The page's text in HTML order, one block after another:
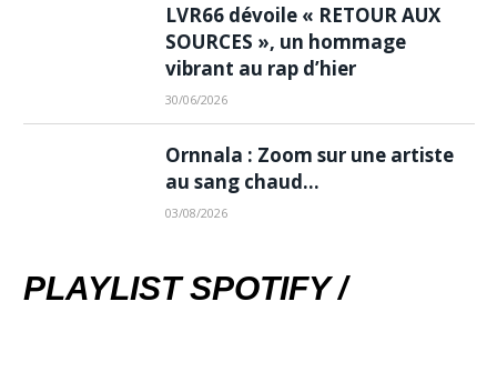
LVR66 dévoile « RETOUR AUX
SOURCES », un hommage
vibrant au rap d’hier
30/06/2026
Ornnala : Zoom sur une artiste
au sang chaud…
03/08/2026
PLAYLIST SPOTIFY /